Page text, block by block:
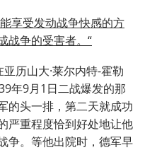
享受发动战争快感的方
战争的受害者。“
历山大·莱尔内特-霍勒
年9月1日二战爆发的那
的头一排，第二天就成功
严重程度恰到好处地让他
争。等他出院时，德军早